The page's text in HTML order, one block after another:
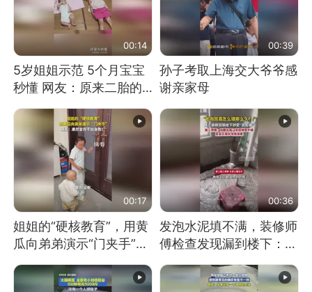
00:14
5岁姐姐示范 5个月宝宝
秒懂 网友：原来二胎的
00:39
孙子考取上海交大爷爷感
谢亲家母
00:17
姐姐的“硬核教育”，用黄
瓜向弟弟演示“门夹手”，
教！
00:36
发泡水泥填不满，装修师
傅检查发现漏到楼下：出